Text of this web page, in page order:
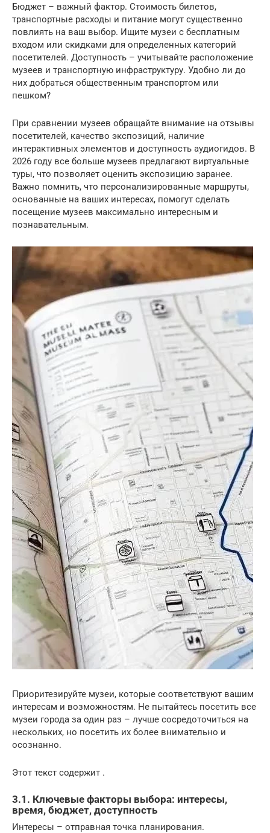
Бюджет – важный фактор. Стоимость билетов,
транспортные расходы и питание могут существенно
повлиять на ваш выбор. Ищите музеи с бесплатным
входом или скидками для определенных категорий
посетителей. Доступность – учитывайте расположение
музеев и транспортную инфраструктуру. Удобно ли до
них добраться общественным транспортом или
пешком?
При сравнении музеев обращайте внимание на отзывы
посетителей, качество экспозиций, наличие
интерактивных элементов и доступность аудиогидов. В
2026 году все больше музеев предлагают виртуальные
туры, что позволяет оценить экспозицию заранее.
Важно помнить, что персонализированные маршруты,
основанные на ваших интересах, помогут сделать
посещение музеев максимально интересным и
познавательным.
Приоритезируйте музеи, которые соответствуют вашим
интересам и возможностям. Не пытайтесь посетить все
музеи города за один раз – лучше сосредоточиться на
нескольких, но посетить их более внимательно и
осознанно.
Этот текст содержит .
3.1. Ключевые факторы выбора: интересы,
время, бюджет, доступность
Интересы – отправная точка планирования.